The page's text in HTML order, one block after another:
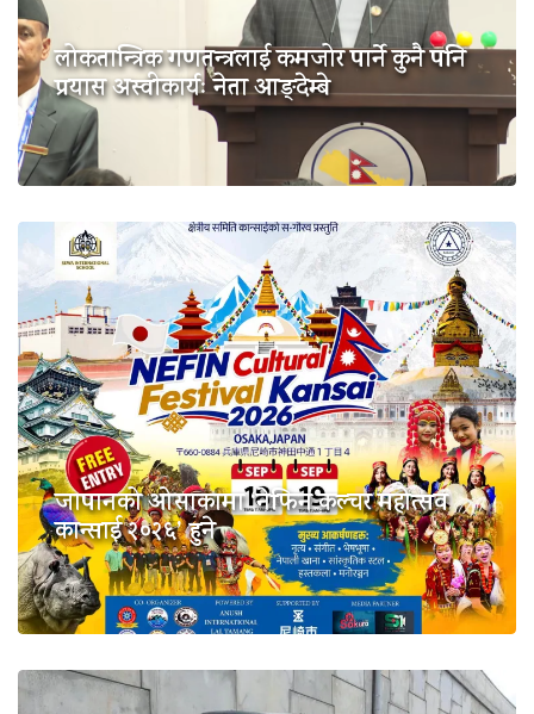
लोकतान्त्रिक गणतन्त्रलाई कमजोर पार्ने कुनै पनि
प्रयास अस्वीकार्यः नेता आङ्देम्बे
जापानको ओसाकामा ‘नेफिन कल्चर महोत्सव
कान्साई २०२६’ हुने